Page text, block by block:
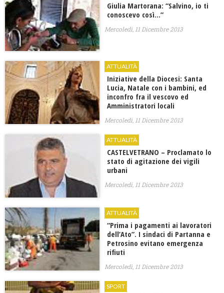
Giulia Martorana: “Salvino, io ti
conoscevo così…”
Mercoledì, 11 Dicembre 2013
ATTUALITÀ
Iniziative della Diocesi: Santa
Lucia, Natale con i bambini, ed
inconfro fra il vescovo ed
Amministratori locali
Mercoledì, 11 Dicembre 2013
ATTUALITÀ
CASTELVETRANO – Proclamato lo
stato di agitazione dei vigili
urbani
Mercoledì, 11 Dicembre 2013
ATTUALITÀ
“Prima i pagamenti ai lavoratori
dell’Ato”. I sindaci di Partanna e
Petrosino evitano emergenza
rifiuti
Mercoledì, 11 Dicembre 2013
SPORT